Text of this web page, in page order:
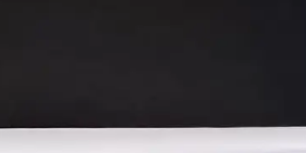
Click to enlarge